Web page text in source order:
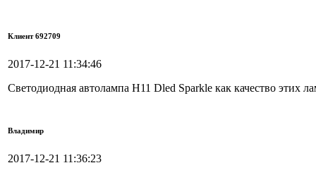
Клиент 692709
2017-12-21 11:34:46
Светодиодная автолампа H11 Dled Sparkle как качество этих
Владимир
2017-12-21 11:36:23